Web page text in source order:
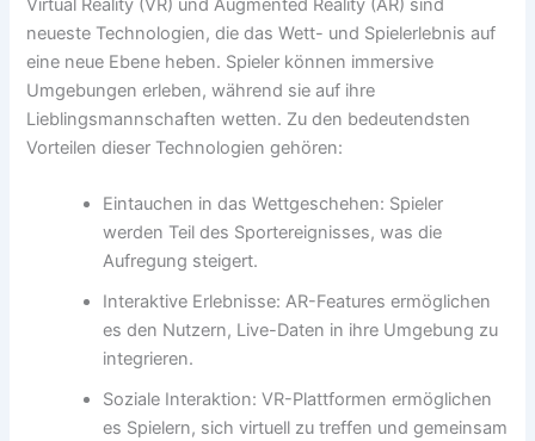
Virtual Reality (VR) und Augmented Reality (AR) sind
neueste Technologien, die das Wett- und Spielerlebnis auf
eine neue Ebene heben. Spieler können immersive
Umgebungen erleben, während sie auf ihre
Lieblingsmannschaften wetten. Zu den bedeutendsten
Vorteilen dieser Technologien gehören:
Eintauchen in das Wettgeschehen: Spieler
werden Teil des Sportereignisses, was die
Aufregung steigert.
Interaktive Erlebnisse: AR-Features ermöglichen
es den Nutzern, Live-Daten in ihre Umgebung zu
integrieren.
Soziale Interaktion: VR-Plattformen ermöglichen
es Spielern, sich virtuell zu treffen und gemeinsam